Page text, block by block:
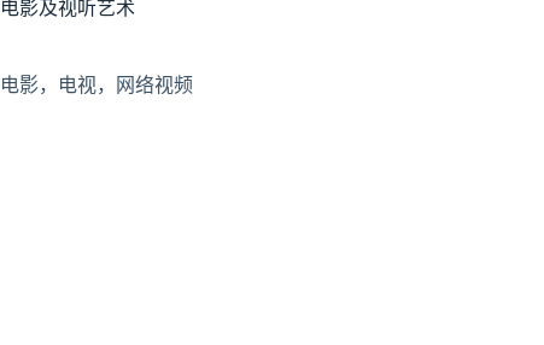
电影及视听艺术
电影，电视，网络视频